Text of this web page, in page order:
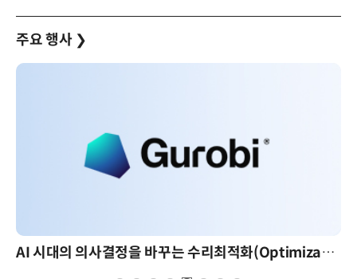
주요 행사 ❯
AI 시대의 의사결정을 바꾸는 수리최적화(Optimization): 실제 산업 적용 사례와 활용 전략